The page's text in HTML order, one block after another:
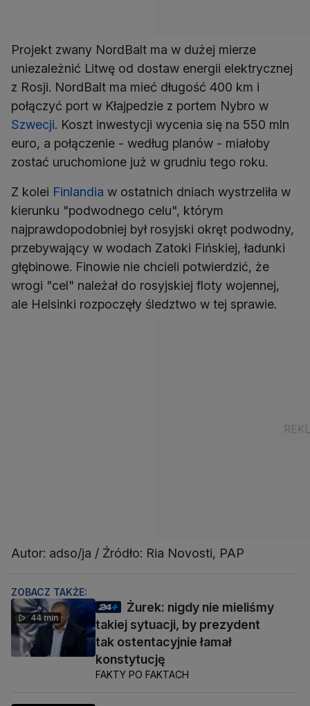
Projekt zwany NordBalt ma w dużej mierze
uniezależnić Litwę od dostaw energii elektrycznej
z Rosji. NordBalt ma mieć długość 400 km i
połączyć port w Kłajpedzie z portem Nybro w
Szwecji. Koszt inwestycji wycenia się na 550 mln
euro, a połączenie - według planów - miałoby
zostać uruchomione już w grudniu tego roku.
Z kolei Finlandia w ostatnich dniach wystrzeliła w
kierunku "podwodnego celu", którym
najprawdopodobniej był rosyjski okręt podwodny,
przebywający w wodach Zatoki Fińskiej, ładunki
głębinowe. Finowie nie chcieli potwierdzić, że
wrogi "cel" należał do rosyjskiej floty wojennej,
ale Helsinki rozpoczęły śledztwo w tej sprawie.
Autor: adso/ja / Źródło: Ria Novosti, PAP
ZOBACZ TAKŻE:
44 min
Żurek: nigdy nie mieliśmy
takiej sytuacji, by prezydent
tak ostentacyjnie łamał
konstytucję
FAKTY PO FAKTACH